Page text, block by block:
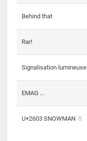
Behind that
Rar!
Signalisation lumineuse
EMAG ...
U+2603 SNOWMAN ☃